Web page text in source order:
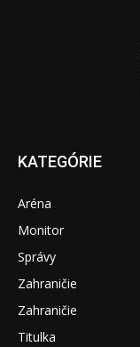
KATEGÓRIE
Aréna
Monitor
Správy
Zahraničie
Zahraničie
Titulka